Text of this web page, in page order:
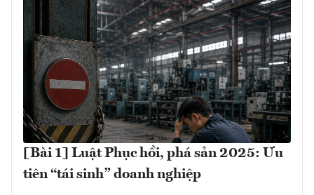
[Bài 1] Luật Phục hồi, phá sản 2025: Ưu
tiên “tái sinh” doanh nghiệp